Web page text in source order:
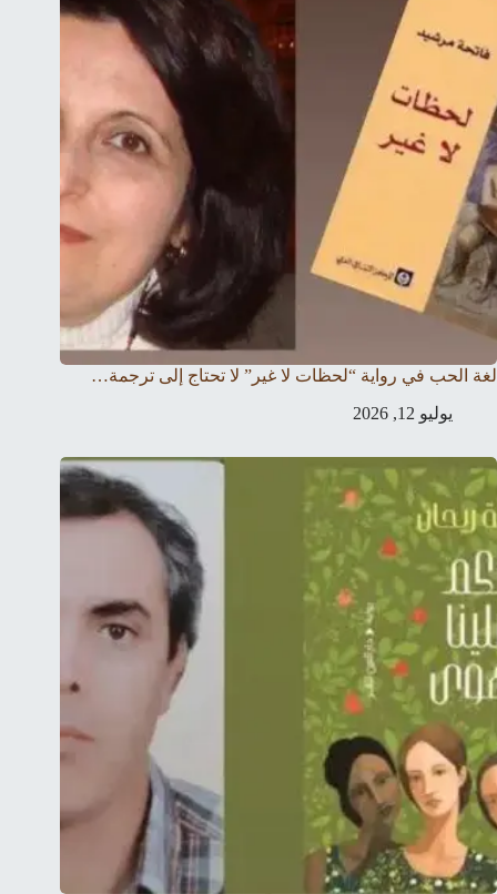
لغة الحب في رواية “لحظات لا غير” لا تحتاج إلى ترجمة…
يوليو 12, 2026